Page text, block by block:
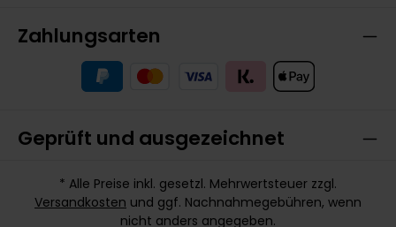
Zahlungsarten
Geprüft und ausgezeichnet
* Alle Preise inkl. gesetzl. Mehrwertsteuer zzgl.
Versandkosten und ggf. Nachnahmegebühren, wenn
nicht anders angegeben.